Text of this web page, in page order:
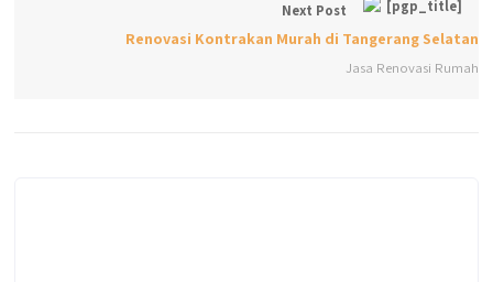
Next Post
Renovasi Kontrakan Murah di Tangerang Selatan
Jasa Renovasi Rumah